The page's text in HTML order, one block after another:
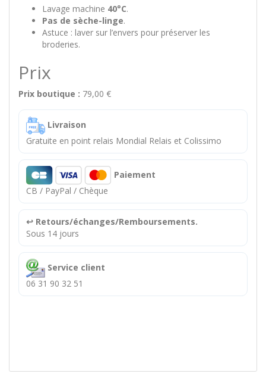
Lavage machine 40°C.
Pas de sèche-linge.
Astuce : laver sur l’envers pour préserver les
broderies.
Prix
Prix boutique : 79,00 €
Livraison
Gratuite en point relais Mondial Relais et Colissimo
Paiement
CB / PayPal / Chèque
↩️ Retours/échanges/Remboursements.
Sous 14 jours
Service client
06 31 90 32 51